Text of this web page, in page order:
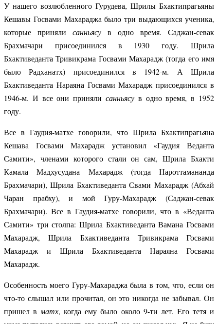
У нашего возлюбленного Гурудева, Шрилы Бхактипрагьяны
Кешавы Госвами Махараджа было три выдающихся ученика,
которые приняли санньясу в одно время. Саджан-севак
Брахмачари присоединился в 1930 году. Шрила
Бхактиведанта Тривикрама Госвами Махарадж (тогда его имя
было Радханатх) присоединился в 1942-м. А Шрила
Бхактиведанта Нараяна Госвами Махарадж присоединился в
1946-м. И все они приняли санньясу в одно время, в 1952
году.
Все в Гаудия-матхе говорили, что Шрила Бхактипрагьяна
Кешава Госвами Махарадж установил «Гаудия Веданта
Самити», членами которого стали он сам, Шрила Бхакти
Камала Мадхусудана Махарадж (тогда Нароттамананда
Брахмачари), Шрила Бхактиведанта Свами Махарадж (Абхай
Чаран прабху), и мой Гуру-Махарадж (Саджан-севак
Брахмачари). Все в Гаудия-матхе говорили, что в «Веданта
Самити» три столпа: Шрила Бхактиведанта Вамана Госвами
Махарадж, Шрила Бхактиведанта Тривикрама Госвами
Махарадж и Шрила Бхактиведанта Нараяна Госвами
Махарадж.
Особенность моего Гуру-Махараджа была в том, что, если он
что-то слышал или прочитал, он это никогда не забывал. Он
пришел в матх, когда ему было около 9-ти лет. Его тетя и